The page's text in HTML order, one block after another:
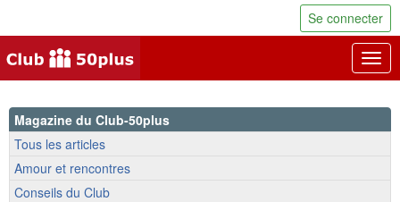
Se connecter
Magazine du Club-50plus
Tous les articles
Amour et rencontres
Conseils du Club